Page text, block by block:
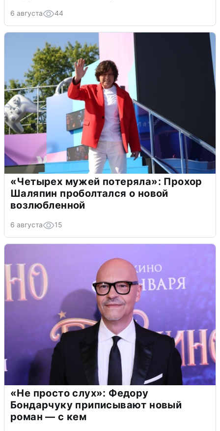
6 августа 44
«Четырех мужей потеряла»: Прохор
Шаляпин проболтался о новой
возлюбленной
6 августа 15
«Не просто слух»: Федору
Бондарчуку приписывают новый
роман — с кем